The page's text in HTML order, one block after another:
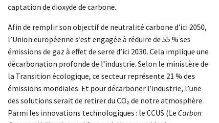
captation de dioxyde de carbone.
Afin de remplir son objectif de neutralité carbone d’ici 2050,
l’Union européenne s’est engagée à réduire de 55 % ses
émissions de gaz à effet de serre d’ici 2030. Cela implique une
décarbonation profonde de l’industrie. Selon le ministère de
la Transition écologique, ce secteur représente 21 % des
émissions mondiales. Et pour décarboner l’industrie, l’une
des solutions serait de retirer du CO₂ de notre atmosphère.
Parmi les innovations technologiques : le CCUS (Le Carbon